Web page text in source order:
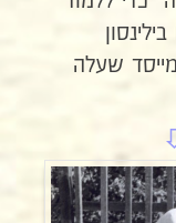
שעלה